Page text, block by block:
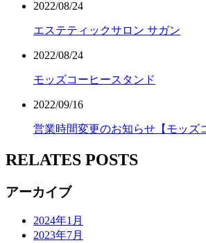
2022/08/24
エステティックサロン サガン
2022/08/24
モッズコーヒースタンド
2022/09/16
営業時間変更のお知らせ【モッズ
RELATES POSTS
アーカイブ
2024年1月
2023年7月